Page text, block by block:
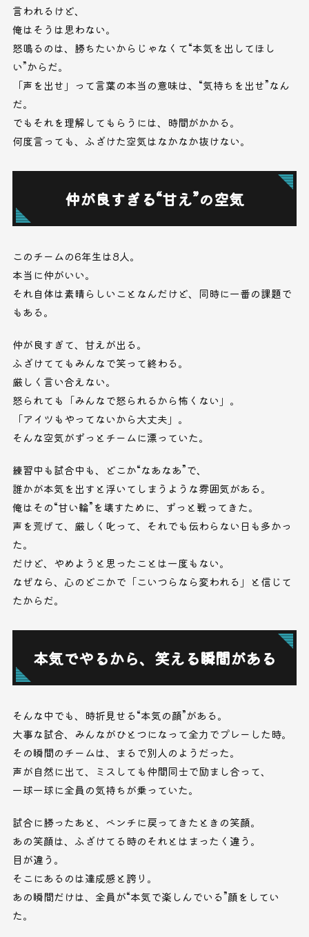
言われるけど、
俺はそうは思わない。
怒鳴るのは、勝ちたいからじゃなくて“本気を出してほし
い”からだ。
「声を出せ」って言葉の本当の意味は、“気持ちを出せ”なん
だ。
でもそれを理解してもらうには、時間がかかる。
何度言っても、ふざけた空気はなかなか抜けない。
仲が良すぎる“甘え”の空気
このチームの6年生は8人。
本当に仲がいい。
それ自体は素晴らしいことなんだけど、同時に一番の課題で
もある。
仲が良すぎて、甘えが出る。
ふざけててもみんなで笑って終わる。
厳しく言い合えない。
怒られても「みんなで怒られるから怖くない」。
「アイツもやってないから大丈夫」。
そんな空気がずっとチームに漂っていた。
練習中も試合中も、どこか“なあなあ”で、
誰かが本気を出すと浮いてしまうような雰囲気がある。
俺はその“甘い輪”を壊すために、ずっと戦ってきた。
声を荒げて、厳しく叱って、それでも伝わらない日も多かっ
た。
だけど、やめようと思ったことは一度もない。
なぜなら、心のどこかで「こいつらなら変われる」と信じて
たからだ。
本気でやるから、笑える瞬間がある
そんな中でも、時折見せる“本気の顔”がある。
大事な試合、みんながひとつになって全力でプレーした時。
その瞬間のチームは、まるで別人のようだった。
声が自然に出て、ミスしても仲間同士で励まし合って、
一球一球に全員の気持ちが乗っていた。
試合に勝ったあと、ベンチに戻ってきたときの笑顔。
あの笑顔は、ふざけてる時のそれとはまったく違う。
目が違う。
そこにあるのは達成感と誇り。
あの瞬間だけは、全員が“本気で楽しんでいる”顔をしてい
た。